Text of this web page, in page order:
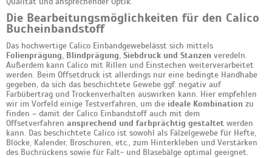
Die Bearbeitungsmöglichkeiten für den Calico
Bucheinbandstoff
Das hochwertige Calico Einbandgewebelässt sich mittels
Folienprägung, Blindprägung, Siebdruck und Stanzen veredeln.
Außerdem kann Calico mit Rillen und Einstechen weiterverarbeitet
werden. Beim Offsetdruck ist allerdings nur eine bedingte Handhabe
gegeben, da sich das beschichtete Gewebe ggf. negativ auf
Farbübertrag und Trockenverhalten auswirken kann. Hier empfehlen
wir im Vorfeld einige Testverfahren, um die ideale Kombination zu
finden – damit der Calico Einbandstoff auch mit dem
Offsetverfahren ansprechend und farbprächtig gestaltet werden
kann. Das beschichtete Calico ist sowohl als Fälzelgewebe für Hefte,
Blöcke, Kalender, Broschuren, etc., zum Hinterkleben und Verstärken
des Buchrückens sowie für Falt- und Blasebälge optimal geeignet.